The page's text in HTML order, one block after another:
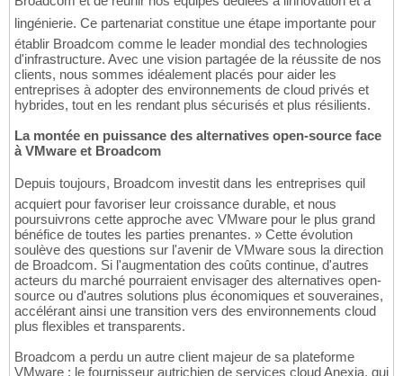
lingénierie. Ce partenariat constitue une étape importante pour
établir Broadcom comme le leader mondial des technologies
d'infrastructure. Avec une vision partagée de la réussite de nos
clients, nous sommes idéalement placés pour aider les
entreprises à adopter des environnements de cloud privés et
hybrides, tout en les rendant plus sécurisés et plus résilients.
La montée en puissance des alternatives open-source face
à VMware et Broadcom
Depuis toujours, Broadcom investit dans les entreprises quil
acquiert pour favoriser leur croissance durable, et nous
poursuivrons cette approche avec VMware pour le plus grand
bénéfice de toutes les parties prenantes. » Cette évolution
soulève des questions sur l'avenir de VMware sous la direction
de Broadcom. Si l'augmentation des coûts continue, d'autres
acteurs du marché pourraient envisager des alternatives open-
source ou d'autres solutions plus économiques et souveraines,
accélérant ainsi une transition vers des environnements cloud
plus flexibles et transparents.
Broadcom a perdu un autre client majeur de sa plateforme
VMware : le fournisseur autrichien de services cloud Anexia, qui